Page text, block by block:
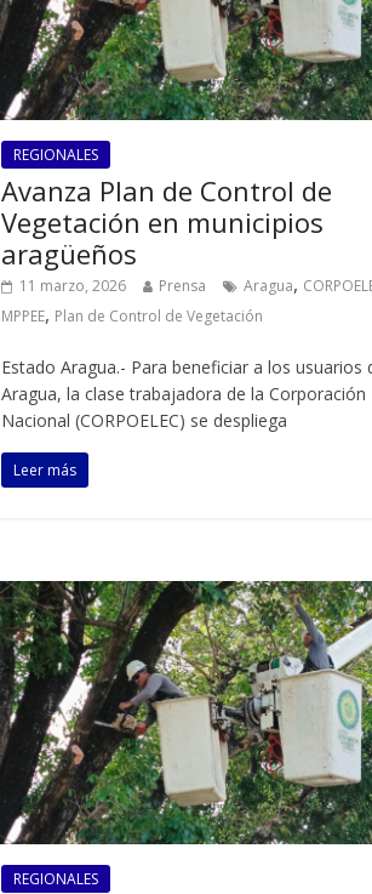
REGIONALES
Avanza Plan de Control de
Vegetación en municipios
aragüeños
11 marzo, 2026 Prensa Aragua,
MPPEE, Plan de Control de Vegetación
Estado Aragua.- Para beneficiar a los usuarios
Aragua, la clase trabajadora de la Corporación
Nacional (CORPOELEC) se despliega
Leer más
REGIONALES